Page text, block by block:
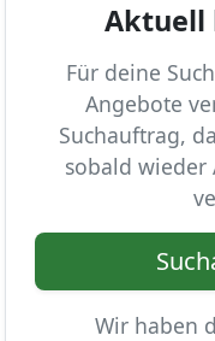
Aktuell
Für deine
Angebote
Suchauftrag,
sobald wieder
Wir haben